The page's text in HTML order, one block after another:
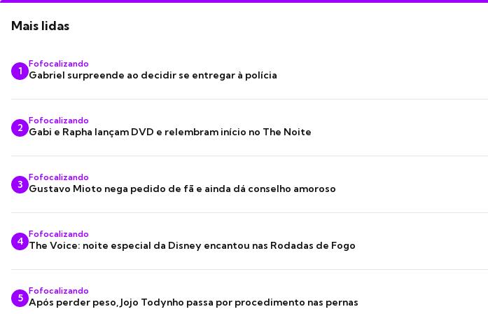
Mais lidas
1
Fofocalizando
Gabriel surpreende ao decidir se entregar à polícia
2
Fofocalizando
Gabi e Rapha lançam DVD e relembram início no The Noite
3
Fofocalizando
Gustavo Mioto nega pedido de fã e ainda dá conselho amoroso
4
Fofocalizando
The Voice: noite especial da Disney encantou nas Rodadas de Fogo
5
Fofocalizando
Após perder peso, Jojo Todynho passa por procedimento nas pernas